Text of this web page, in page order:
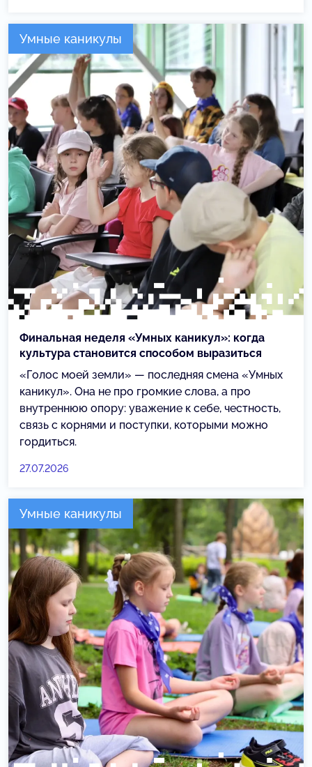
Умные каникулы
Финальная неделя «Умных каникул»: когда
культура становится способом выразиться
«Голос моей земли» — последняя смена «Умных
каникул». Она не про громкие слова, а про
внутреннюю опору: уважение к себе, честность,
связь с корнями и поступки, которыми можно
гордиться.
27.07.2026
Умные каникулы